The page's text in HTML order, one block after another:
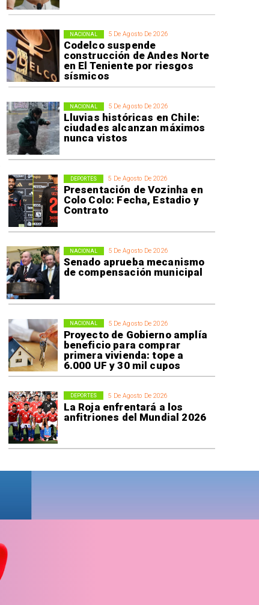
5 De Agosto De 2026
Codelco suspende
construcción de Andes Norte
en El Teniente por riesgos
sísmicos
NACIONAL
5 De Agosto De 2026
Lluvias históricas en Chile:
ciudades alcanzan máximos
nunca vistos
NACIONAL
5 De Agosto De 2026
Presentación de Vozinha en
Colo Colo: Fecha, Estadio y
Contrato
DEPORTES
5 De Agosto De 2026
Senado aprueba mecanismo
de compensación municipal
NACIONAL
5 De Agosto De 2026
Proyecto de Gobierno amplía
beneficio para comprar
primera vivienda: tope a
6.000 UF y 30 mil cupos
NACIONAL
5 De Agosto De 2026
La Roja enfrentará a los
anfitriones del Mundial 2026
DEPORTES